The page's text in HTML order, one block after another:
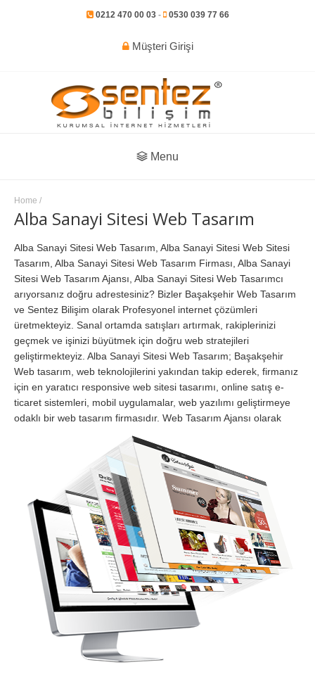
0212 470 00 03- 0530 039 77 66
Müşteri Girişi
Menu
Home /
Alba Sanayi Sitesi Web Tasarım
Alba Sanayi Sitesi Web Tasarım, Alba Sanayi Sitesi Web Sitesi
Tasarım, Alba Sanayi Sitesi Web Tasarım Firması, Alba Sanayi
Sitesi Web Tasarım Ajansı, Alba Sanayi Sitesi Web Tasarımcı
arıyorsanız doğru adrestesiniz? Bizler Başakşehir Web Tasarım
ve Sentez Bilişim olarak Profesyonel internet çözümleri
üretmekteyiz. Sanal ortamda satışları artırmak, rakiplerinizi
geçmek ve işinizi büyütmek için doğru web stratejileri
geliştirmekteyiz. Alba Sanayi Sitesi Web Tasarım; Başakşehir
Web tasarım, web teknolojilerini yakından takip ederek, firmanız
için en yaratıcı responsive web sitesi tasarımı, online satış e-
ticaret sistemleri, mobil uygulamalar, web yazılımı geliştirmeye
odaklı bir web tasarım firmasıdır. Web Tasarım Ajansı olarak